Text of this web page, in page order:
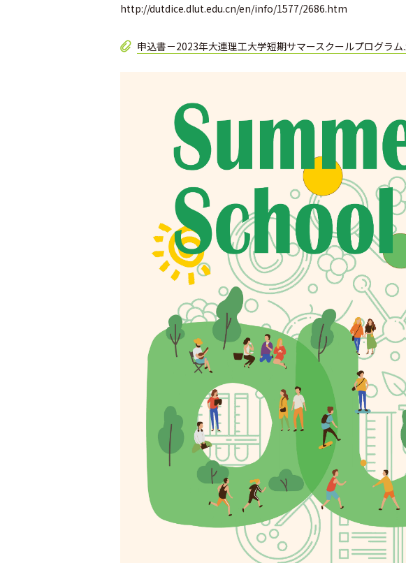
http://dutdice.dlut.edu.cn/en/info/1577/2686.htm
申込書－2023年大連理工大学短期サマースクールプログラム